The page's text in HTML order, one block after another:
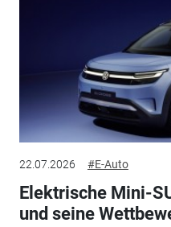
22.07.2026 #E-Auto
Elektrische Mini-
und seine